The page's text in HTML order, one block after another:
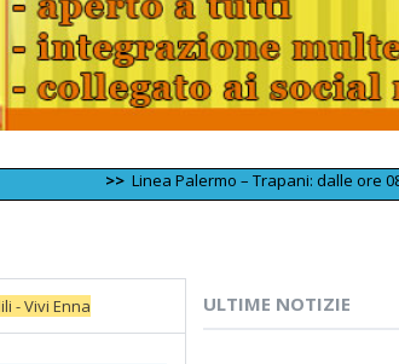
Linea Palermo – Trapani: dalle ore 08:40
- Vivi Enna ULTIME NOTIZIE